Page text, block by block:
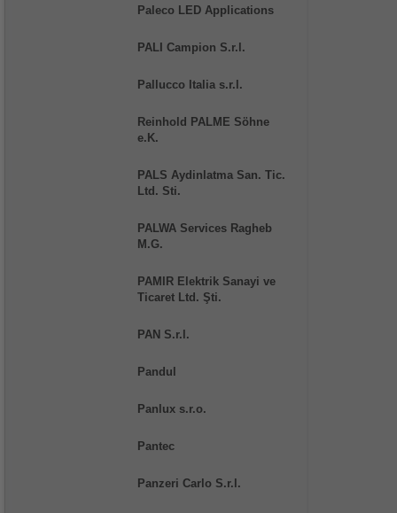
Paleco LED Applications
PALI Campion S.r.l.
Pallucco Italia s.r.l.
Reinhold PALME Söhne
e.K.
PALS Aydinlatma San. Tic.
Ltd. Sti.
PALWA Services Ragheb
M.G.
PAMIR Elektrik Sanayi ve
Ticaret Ltd. Şti.
PAN S.r.l.
Pandul
Panlux s.r.o.
Pantec
Panzeri Carlo S.r.l.